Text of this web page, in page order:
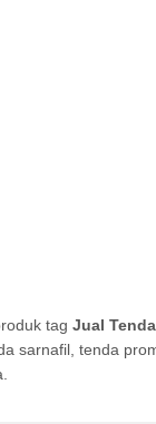
tag Jual
sarnafil, tenda